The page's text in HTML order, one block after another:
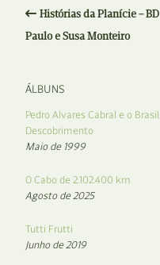
Histórias da Planície –
Paulo e Susa Monteiro
ÁLBUNS
Pedro Alvares Cabral e o
Descobrimento
Maio de 1999
O Cabo de 2.102.400 km
Agosto de 2025
Tutti Frutti
Junho de 2019